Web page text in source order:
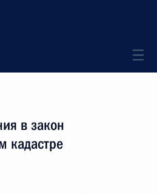
в закон
кадастре